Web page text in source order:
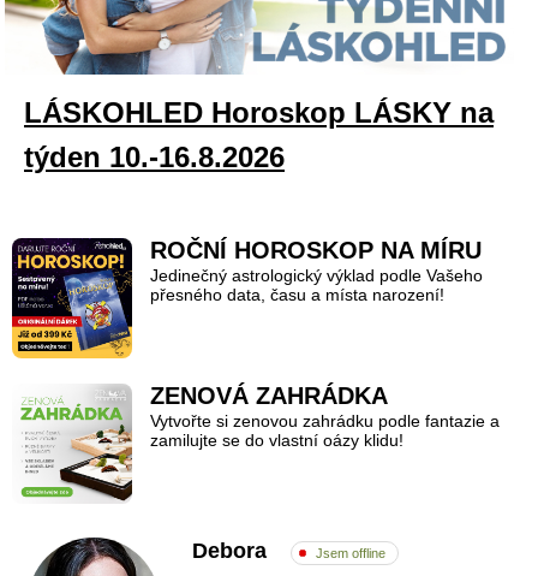
LÁSKOHLED Horoskop LÁSKY na
týden 10.-16.8.2026
ROČNÍ HOROSKOP NA MÍRU
Jedinečný astrologický výklad podle Vašeho
přesného data, času a místa narození!
ZENOVÁ ZAHRÁDKA
Vytvořte si zenovou zahrádku podle fantazie a
zamilujte se do vlastní oázy klidu!
Debora Jsem offline